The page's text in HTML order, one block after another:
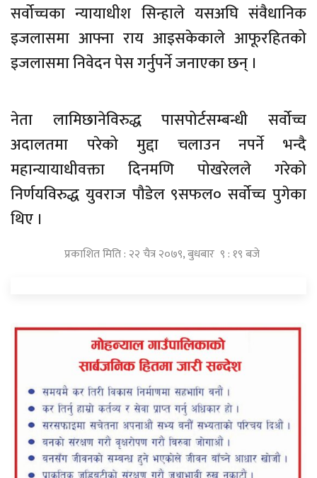
सर्वोच्चका न्यायाधीश सिन्हाले यसअघि संवैधानिक
इजलासमा आफ्ना राय आइसकेकाले आफूरहितको
इजलासमा निवेदन पेस गर्नुपर्ने जनाएका छन् ।
नेता लामिछानेविरुद्ध पासपोर्टसम्बन्धी सर्वोच्च
अदालतमा परेको मुद्दा चलाउन नपर्ने भन्दै
महान्यायाधीवक्ता दिनमणि पोखरेलले गरेको
निर्णयविरुद्ध युवराज पौडेल ९सफल० सर्वोच्च पुगेका
थिए ।
प्रकाशित मिति : २२ चैत्र २०७९, बुधबार ९ : १९ बजे